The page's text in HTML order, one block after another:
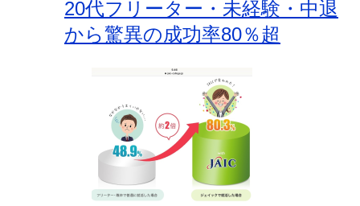
20代フリーター・未経験・中退
から驚異の成功率80％超